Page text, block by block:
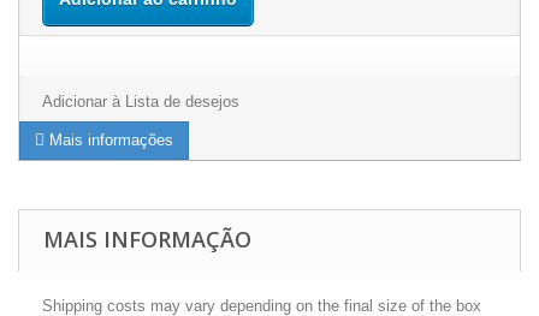
Adicionar à Lista de desejos
Mais informações
MAIS INFORMAÇÃO
Shipping costs may vary depending on the final size of the box